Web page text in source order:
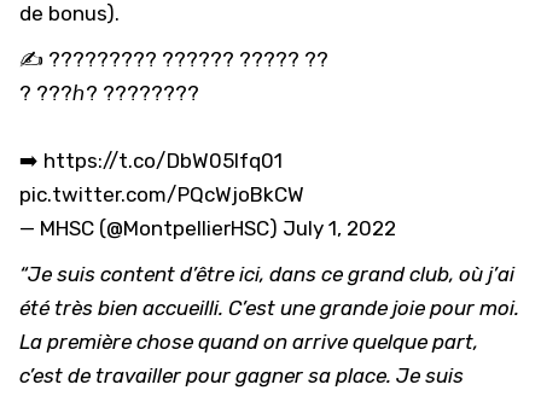
de bonus).
✍️ ????????? ?????? ????? ??
?️ ???ℎ? ????????
➡️ https://t.co/DbW05lfq01
pic.twitter.com/PQcWjoBkCW
— MHSC (@MontpellierHSC) July 1, 2022
“Je suis content d’être ici, dans ce grand club, où j’ai
été très bien accueilli. C’est une grande joie pour moi.
La première chose quand on arrive quelque part,
c’est de travailler pour gagner sa place. Je suis